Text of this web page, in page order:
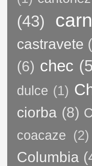
(43)
castravete
(6) chec
dulce (1)
ciorba (8)
coacaze (2)
Columbia